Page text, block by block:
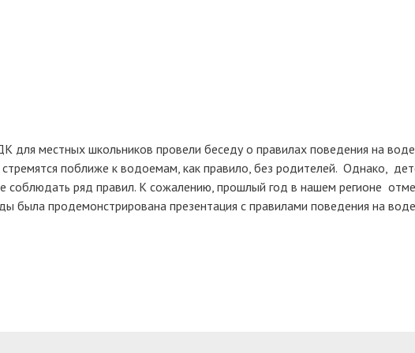
для местных школьников провели беседу о правилах поведения на
поближе к водоемам, как правило, без родителей. Однако,
соблюдать ряд правил. К сожалению, прошлый год в нашем регионе
была продемонстрирована презентация с правилами поведения на